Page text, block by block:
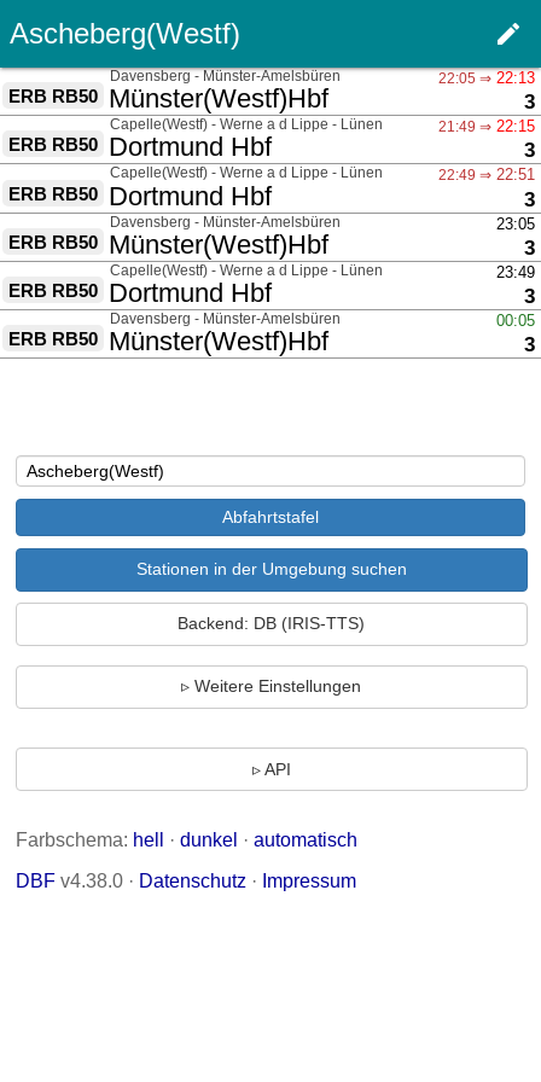
Ascheberg(Westf) Menü
edit
ERB RB50 nach
Münster(Westf)Hbf
22:05 ⇒ 22:13
3
über
Davensberg - Münster-Amelsbüren
ERB RB50 nach
Dortmund Hbf
21:49 ⇒ 22:15
3
über
Capelle(Westf) - Werne a d Lippe - Lünen
ERB RB50 nach
Dortmund Hbf
22:49 ⇒ 22:51
3
über
Capelle(Westf) - Werne a d Lippe - Lünen
ERB RB50 nach
Münster(Westf)Hbf
23:05
3
über
Davensberg - Münster-Amelsbüren
ERB RB50 nach
Dortmund Hbf
23:49
3
über
Capelle(Westf) - Werne a d Lippe - Lünen
ERB RB50 nach
Münster(Westf)Hbf
00:05
3
über
Davensberg - Münster-Amelsbüren
Stationen in der Umgebung suchen
Backend: DB (IRIS-TTS)
Weitere Einstellungen
API
Farbschema: hell ·dunkel ·automatisch
DBF v4.38.0 · Datenschutz · Impressum